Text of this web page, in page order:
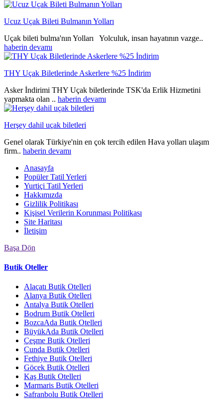
Ucuz Uçak Bileti Bulmanın Yolları
Uçak bileti bulma'nın Yolları Yolculuk, insan hayatının vazge..
haberin devamı
THY Uçak Biletlerinde Askerlere %25 İndirim
Asker İndirimi THY Uçak biletlerinde TSK'da Erlik Hizmetini
yapmakta olan .. haberin devamı
Herşey dahil uçak biletleri
Genel olarak Türkiye'nin en çok tercih edilen Hava yolları ulaşım
firm.. haberin devamı
Anasayfa
Popüler Tatil Yerleri
Yurtiçi Tatil Yerleri
Hakkımızda
Gizlilik Politikası
Kişisel Verilerin Korunması Politikası
Site Haritası
İletişim
Başa Dön
Butik Oteller
Alaçatı Butik Otelleri
Alanya Butik Otelleri
Antalya Butik Otelleri
Bodrum Butik Otelleri
BozcaAda Butik Otelleri
BüyükAda Butik Otelleri
Çeşme Butik Otelleri
Cunda Butik Otelleri
Fethiye Butik Otelleri
Göcek Butik Otelleri
Kaş Butik Otelleri
Marmaris Butik Otelleri
Safranbolu Butik Otelleri